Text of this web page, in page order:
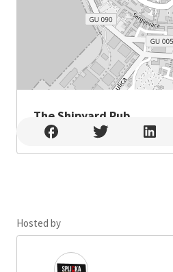
The Shipyard Pub
The Shipyard Pub , Pula
Hosted by